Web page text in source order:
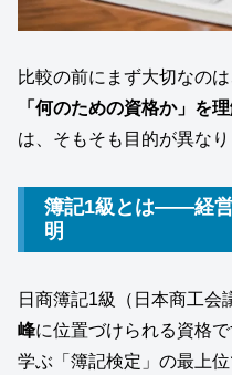
比較の前にまず大切なのは
「何のための資格か」を
は、そもそも目的が異なり
簿記1級とは――経
明
日商簿記1級（日本商工会
峰に位置づけられる資格
学ぶ「簿記検定」の最上